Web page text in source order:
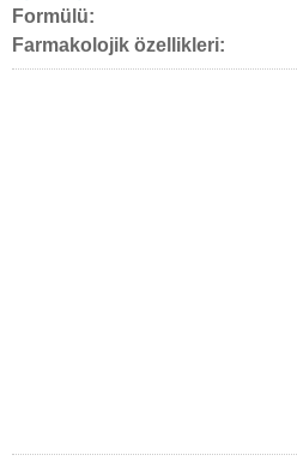
Formülü:
Farmakolojik özellikleri: